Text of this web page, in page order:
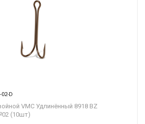
02-D
VMC Удлинённый 8918 BZ
(10шт)